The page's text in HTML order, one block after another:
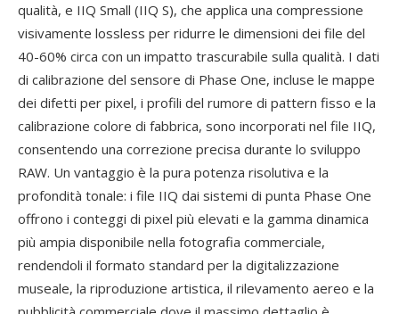
qualità, e IIQ Small (IIQ S), che applica una compressione
visivamente lossless per ridurre le dimensioni dei file del
40-60% circa con un impatto trascurabile sulla qualità. I dati
di calibrazione del sensore di Phase One, incluse le mappe
dei difetti per pixel, i profili del rumore di pattern fisso e la
calibrazione colore di fabbrica, sono incorporati nel file IIQ,
consentendo una correzione precisa durante lo sviluppo
RAW. Un vantaggio è la pura potenza risolutiva e la
profondità tonale: i file IIQ dai sistemi di punta Phase One
offrono i conteggi di pixel più elevati e la gamma dinamica
più ampia disponibile nella fotografia commerciale,
rendendoli il formato standard per la digitalizzazione
museale, la riproduzione artistica, il rilevamento aereo e la